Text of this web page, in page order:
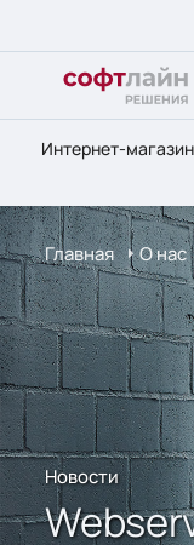
Интернет-магазин
Главная О нас
Новости